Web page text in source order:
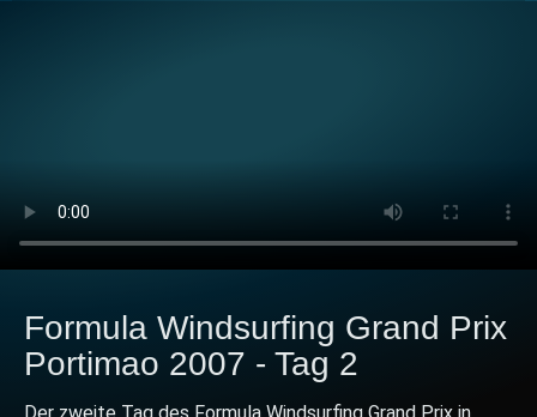
Formula Windsurfing Grand Prix
Portimao 2007 - Tag 2